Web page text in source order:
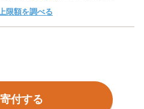
上限額を調べる
寄付する